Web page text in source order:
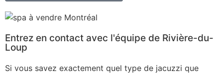
Entrez en contact avec l'équipe de Rivière-du-
Loup
Si vous savez exactement quel type de jacuzzi que